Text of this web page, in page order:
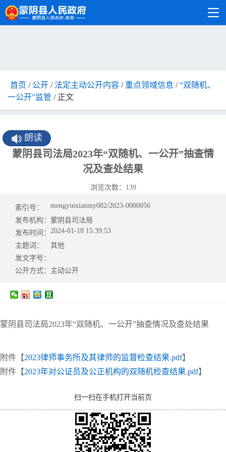
首页 / 公开 /法定主动公开内容 / 重点领域信息 /“双随机、
一公开”监管 / 正文
朗读
蒙阴县司法局2023年“双随机、一公开”抽查情
况及查处结果
浏览次数： 139
索引号：
mengyinxianmy082/2023-0000056
发布机构： 蒙阴县司法局
发布时间： 2024-01-18 15:39:53
主题词：
其他
发文字号：
公开方式： 主动公开
蒙阴县司法局2023年“双随机、一公开”抽查情况及查处结果
附件【2023律师事务所及其律师的监督检查结果.pdf】
附件【2023年对公证员及公正机构的双随机检查结果.pdf】
扫一扫在手机打开当前页